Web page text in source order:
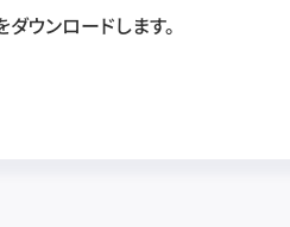
ウンロードします。